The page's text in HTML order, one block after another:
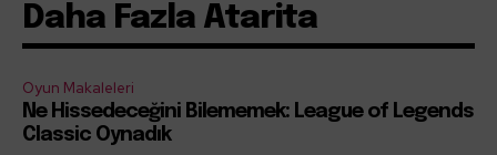
Daha Fazla Atarita
Oyun Makaleleri
Ne Hissedeceğini Bilememek: League of Legends
Classic Oynadık